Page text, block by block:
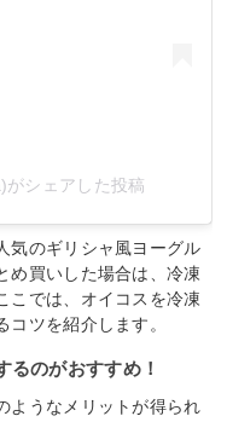
シェアした投稿
気のギリシャ風ヨーグル
め買いした場合は、冷凍
こでは、オイコスを冷凍
ツを紹介します。
るのがおすすめ！
ようなメリットが得られ